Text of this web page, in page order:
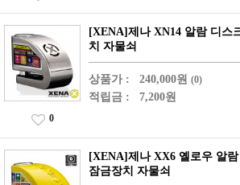
[XENA]제나 XN14 알람 디스
치 자물쇠
상품가 : 240,000원 (0)
적립금 : 7,200원
0
[XENA]제나 XX6 옐로우 알람
잠금장치 자물쇠